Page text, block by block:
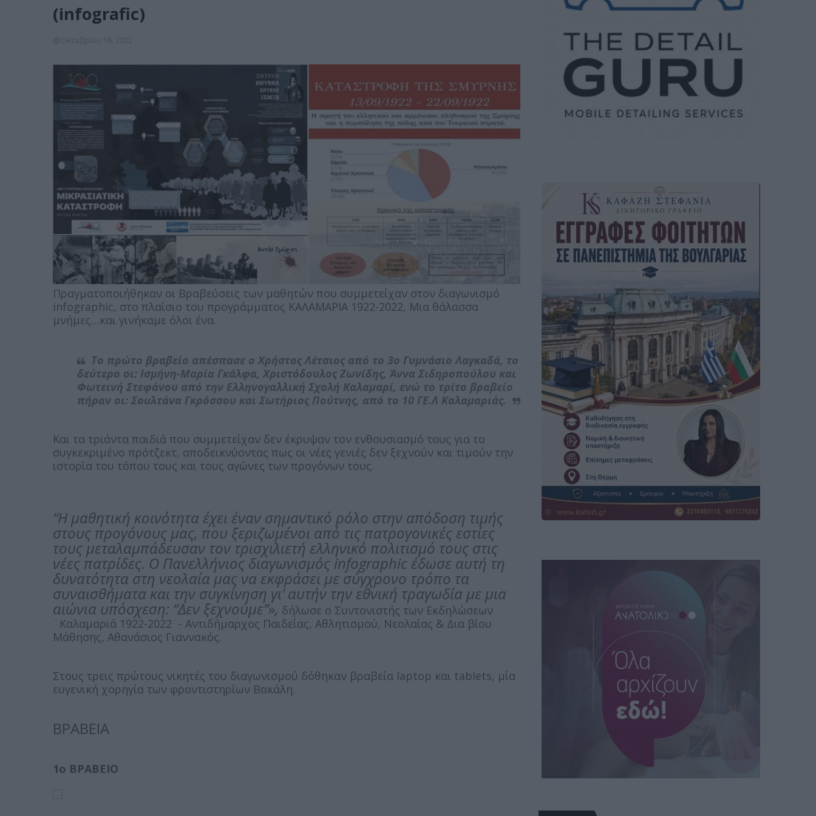
(infografic)
Πραγματοποιήθηκαν οι Βραβεύσεις των μαθητών που συμμετείχαν στον διαγωνισμό
infographic, στο πλαίσιο του προγράμματος ΚΑΛΑΜΑΡΙΑ 1922-2022, Μια θάλασσα
μνήμες…και γινήκαμε όλοι ένα.
Το πρώτο βραβείο απέσπασε ο Χρήστος Λέτσιος από το 3ο Γυμνάσιο Λαγκαδά, το
δεύτερο οι: Ισμήνη-Μαρία Γκάλφα, Χριστόδουλος Ζωνίδης, Άννα Σιδηροπούλου και
Φωτεινή Στεφάνου από την Ελληνογαλλική Σχολή Καλαμαρί, ενώ το τρίτο βραβείο
πήραν οι: Σουλτάνα Γκρόσσου και Σωτήριος Πούτνης, από το 10 ΓΕ.Λ Καλαμαριάς.
Και τα τριάντα παιδιά που συμμετείχαν δεν έκρυψαν τον ενθουσιασμό τους για το
συγκεκριμένο πρότζεκτ, αποδεικνύοντας πως οι νέες γενιές δεν ξεχνούν και τιμούν την
ιστορία του τόπου τους και τους αγώνες των προγόνων τους.
“Η μαθητική κοινότητα έχει έναν σημαντικό ρόλο στην απόδοση τιμής
στους προγόνους μας, που ξεριζωμένοι από τις πατρογονικές εστίες
τους μεταλαμπάδευσαν τον τρισχιλιετή ελληνικό πολιτισμό τους στις
νέες πατρίδες. Ο Πανελλήνιος διαγωνισμός infographic έδωσε αυτή τη
δυνατότητα στη νεολαία μας να εκφράσει με σύγχρονο τρόπο τα
συναισθήματα και την συγκίνηση γι’ αυτήν την εθνική τραγωδία με μια
αιώνια υπόσχεση: “Δεν ξεχνούμε”», δήλωσε ο Συντονιστής των Εκδηλώσεων
¨Καλαμαριά 1922-2022¨- Αντιδήμαρχος Παιδείας, Αθλητισμού, Νεολαίας & Δια βίου
Μάθησης, Αθανάσιος Γιαννακός.
Στους τρεις πρώτους νικητές του διαγωνισμού δόθηκαν βραβεία laptop και tablets, μία
ευγενική χορηγία των φροντιστηρίων Βακάλη.
ΒΡΑΒΕΙΑ
1ο ΒΡΑΒΕΙΟ